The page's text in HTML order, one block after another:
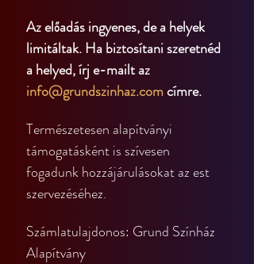
Az előadás ingyenes, de a helyek
limitáltak. Ha biztosítani szeretnéd
a helyed, írj e-mailt az
info@grundszinhaz.com címre.
Természetesen alapítványi
támogatásként is szívesen
fogadunk hozzájárulásokat az est
szervezéséhez.
Számlatulajdonos: Grund Színház
Alapítvány